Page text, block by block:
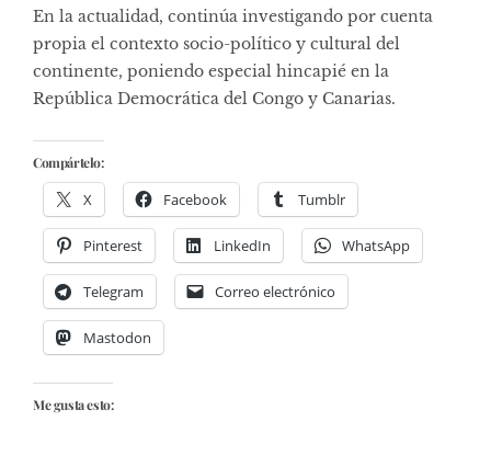
En la actualidad, continúa investigando por cuenta
propia el contexto socio-político y cultural del
continente, poniendo especial hincapié en la
República Democrática del Congo y Canarias.
Compártelo:
X Facebook Tumblr
Pinterest LinkedIn WhatsApp
Telegram Correo electrónico
Mastodon
Me gusta esto: